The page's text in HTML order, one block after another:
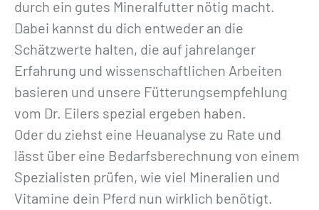
durch ein gutes Mineralfutter nötig macht.
Dabei kannst du dich entweder an die
Schätzwerte halten, die auf jahrelanger
Erfahrung und wissenschaftlichen Arbeiten
basieren und unsere Fütterungsempfehlung
vom Dr. Eilers spezial ergeben haben.
Oder du ziehst eine Heuanalyse zu Rate und
lässt über eine Bedarfsberechnung von einem
Spezialisten prüfen, wie viel Mineralien und
Vitamine dein Pferd nun wirklich benötigt.